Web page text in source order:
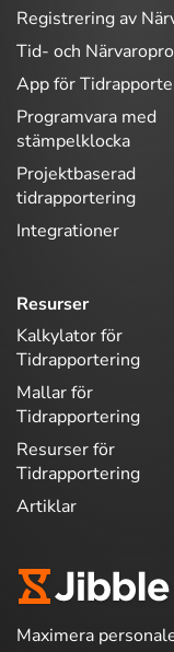
Registrering av
Tid- och
App för
Programvara med
stämpelklocka
Projektbaserad
tidrapportering
Integrationer
Resurser
Kalkylator för
Tidrapportering
Mallar för
Tidrapportering
Resurser för
Tidrapportering
Artiklar
Maximera